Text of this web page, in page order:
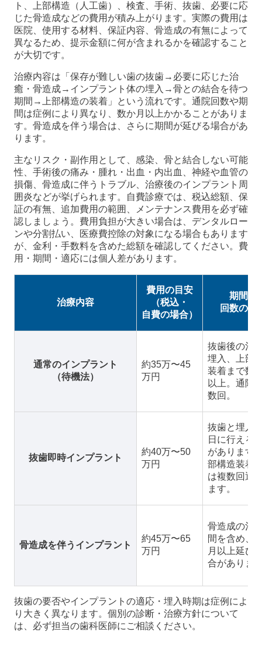
ト、上部構造（人工歯）、検査、手術、抜歯、必要に応
じた骨造成などの費用が積み上がります。実際の費用は
医院、使用する材料、保証内容、骨造成の有無によって
異なるため、提示金額に何が含まれるかを確認すること
が大切です。
治療内容は「保存が難しい歯の抜歯→必要に応じた治
癒・骨造成→インプラント体の埋入→骨との結合を待つ
期間→上部構造の装着」という流れです。通院回数や期
間は症例により異なり、数か月以上かかることがありま
す。骨造成を伴う場合は、さらに期間が延びる場合があ
ります。
主なリスク・副作用として、感染、骨と結合しない可能
性、手術後の痛み・腫れ・出血・内出血、神経や血管の
損傷、骨造成に伴うトラブル、治療後のインプラント周
囲炎などが挙げられます。自費診療では、税込総額、保
証の有無、追加費用の範囲、メンテナンス費用を必ず確
認しましょう。費用負担が大きい場合は、デンタルロー
ンや分割払い、医療費控除の対象になる場合もあります
が、金利・手数料を含めた総額を確認してください。費
用・期間・適応には個人差があります。
治療内容
費用の目安
（税込・
自費の場合）
期間・
回数の目
通常のインプラント
（待機法）
約35万〜45
万円
抜歯後の治
埋入、上部
装着まで数
以上。通院
数回。
抜歯即時インプラント
約40万〜50
万円
抜歯と埋入
日に行える
があります
部構造装着
は複数回通
ます。
骨造成を伴うインプラント
約45万〜65
万円
骨造成の治
間を含め、
月以上延び
合がありま
抜歯の要否やインプラントの適応・埋入時期は症例によ
り大きく異なります。個別の診断・治療方針について
は、必ず担当の歯科医師にご相談ください。